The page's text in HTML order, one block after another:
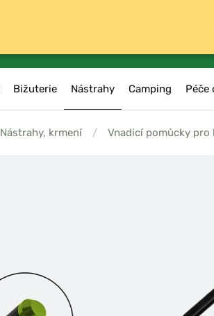
Bižuterie Nástrahy Camping Péče
Nástrahy, krmení / Vnadicí pomůcky pro